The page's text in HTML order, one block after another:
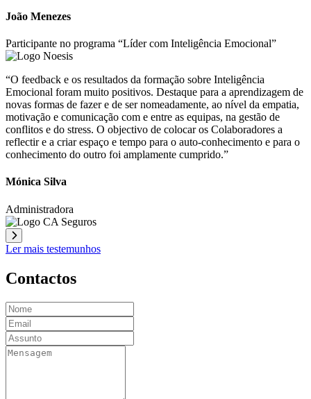
João Menezes
Participante no programa “Líder com Inteligência Emocional”
“O feedback e os resultados da formação sobre Inteligência
Emocional foram muito positivos. Destaque para a aprendizagem de
novas formas de fazer e de ser nomeadamente, ao nível da empatia,
motivação e comunicação com e entre as equipas, na gestão de
conflitos e do stress. O objectivo de colocar os Colaboradores a
reflectir e a criar espaço e tempo para o auto-conhecimento e para o
conhecimento do outro foi amplamente cumprido.”
Mónica Silva
Administradora
Ler mais testemunhos
Contactos